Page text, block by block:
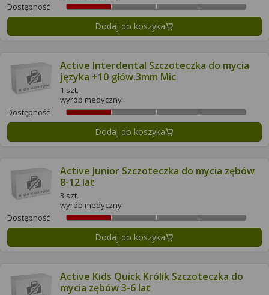
Dostępność
Dodaj do koszyka
Active Interdental Szczoteczka do mycia
języka +10 głów.3mm Mic
1 szt.
wyrób medyczny
Dostępność
Dodaj do koszyka
Active Junior Szczoteczka do mycia zębów
8-12 lat
3 szt.
wyrób medyczny
Dostępność
Dodaj do koszyka
Active Kids Quick Królik Szczoteczka do
mycia zębów 3-6 lat